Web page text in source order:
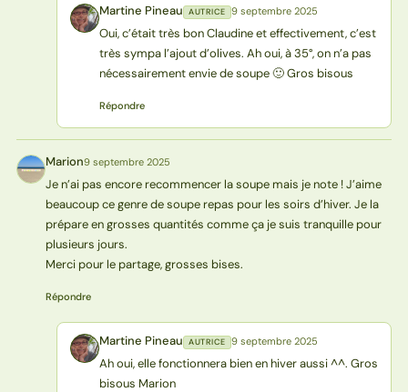
MP Martine Pineau AUTRICE 9 septembre 2025
Oui, c’était très bon Claudine et effectivement, c’est
très sympa l’ajout d’olives. Ah oui, à 35°, on n’a pas
nécessairement envie de soupe 🙂 Gros bisous
Répondre
M Marion9 septembre 2025
Je n’ai pas encore recommencer la soupe mais je note ! J’aime
beaucoup ce genre de soupe repas pour les soirs d’hiver. Je la
prépare en grosses quantités comme ça je suis tranquille pour
plusieurs jours.
Merci pour le partage, grosses bises.
Répondre
MP Martine Pineau AUTRICE 9 septembre 2025
Ah oui, elle fonctionnera bien en hiver aussi ^^. Gros
bisous Marion